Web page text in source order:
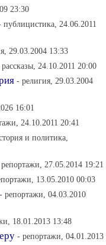
23:30
публицистика, 24.06.2011
29.03.2004 13:33
24.10.2011 20:00
- религия, 29.03.2004
16:01
24.10.2011 20:41
и политика,
27.05.2014 19:21
13.05.2010 00:03
- репортажи, 04.03.2010
18.01.2013 13:48
- репортажи, 04.01.2013